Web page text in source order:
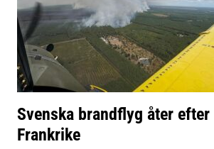
Svenska brandflyg åter
Frankrike